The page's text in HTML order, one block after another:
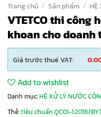
Trang chủ / Sản phẩm / HỆ
VTETCO thi
khoan cho
Giá trước thuế VAT:
Add to wishlist
Danh mục:HỆ XỬ LÝ NƯỚC
Thẻ:tiêu chuẩn QC01-1:2018/